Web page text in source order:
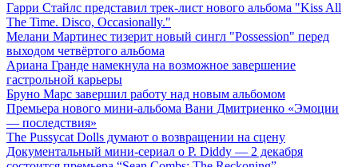
Гарри Стайлс представил трек-лист нового альбома "Kiss All
The Time. Disco, Occasionally."
Мелани Мартинес тизерит новый сингл "Possession" перед
выходом четвёртого альбома
Ариана Гранде намекнула на возможное завершение
гастрольной карьеры
Бруно Марс завершил работу над новым альбомом
Премьера нового мини-альбома Вани Дмитриенко «Эмоции
— последствия»
The Pussycat Dolls думают о возвращении на сцену
Документальный мини-сериал о P. Diddy — 2 декабря